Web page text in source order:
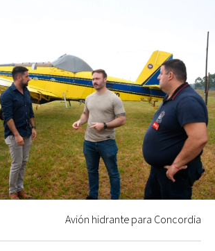
Avión hidrante para Concordia